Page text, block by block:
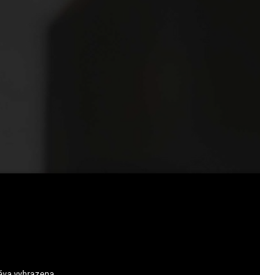
30-dagarsutmaningar och träningsgrupper din nya